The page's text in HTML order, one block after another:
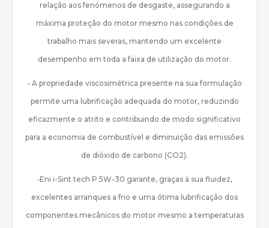
relação aos fenómenos de desgaste, assegurando a
máxima proteção do motor mesmo nas condições de
trabalho mais severas, mantendo um excelente
desempenho em toda a faixa de utilização do motor.
• A propriedade viscosimétrica presente na sua formulação
permite uma lubrificação adequada do motor, reduzindo
eficazmente o atrito e contribuindo de modo significativo
para a economia de combustível e diminuição das emissões
de dióxido de carbono (CO2).
•Eni i-Sint tech P 5W-30 garante, graças à sua fluidez,
excelentes arranques a frio e uma ótima lubrificação dos
componentes mecânicos do motor mesmo a temperaturas